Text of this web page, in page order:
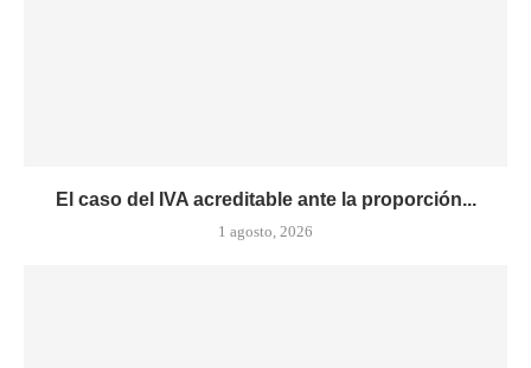
El caso del IVA acreditable ante la proporción...
1 agosto, 2026